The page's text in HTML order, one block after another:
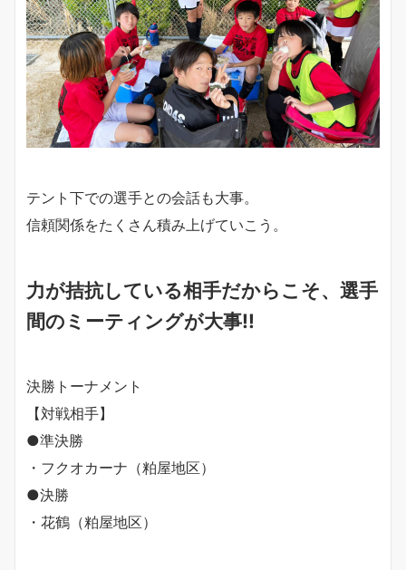
テント下での選手との会話も大事。
信頼関係をたくさん積み上げていこう。
力が拮抗している相手だからこそ、選手
間のミーティングが大事!!
決勝トーナメント
【対戦相手】
●準決勝
・フクオカーナ（粕屋地区）
●決勝
・花鶴（粕屋地区）